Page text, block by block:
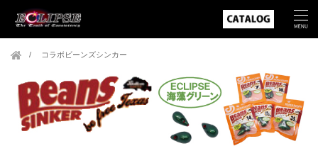
コラボビーンズシンカー